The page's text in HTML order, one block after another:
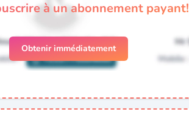
à un abonnement payant!
Obtenir immédiatement